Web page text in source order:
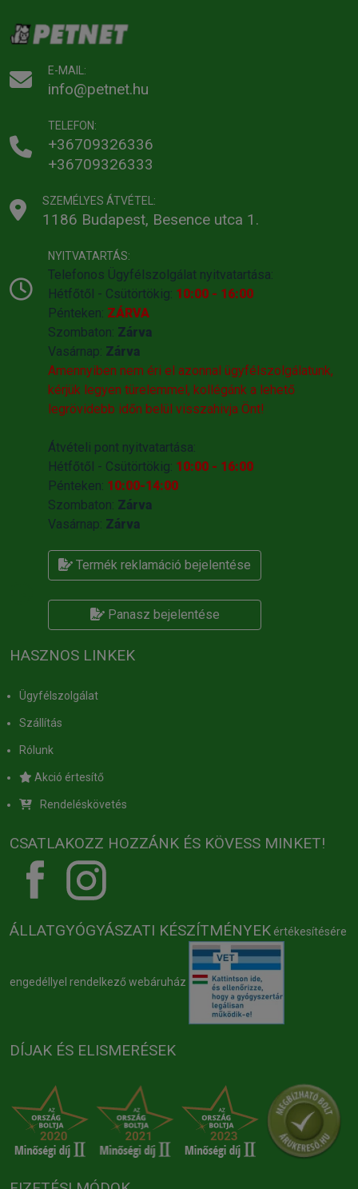
E-MAIL:
info@petnet.hu
TELEFON:
+36709326336
+36709326333
SZEMÉLYES ÁTVÉTEL:
1186 Budapest, Besence utca 1.
NYITVATARTÁS:
Telefonos Ügyfélszolgálat nyitvatartása:
Hétfőtől - Csütörtökig: 10:00 - 16:00
Pénteken: ZÁRVA
Szombaton: Zárva
Vasárnap: Zárva
Amennyiben nem éri el azonnal ügyfélszolgálatunk,
kérjük legyen türelemmel, kollégánk a lehető
legrövidebb időn belül visszahivja Önt!
Átvételi pont nyitvatartása:
Hétfőtől - Csütörtökig: 10:00 - 16:00
Pénteken: 10:00-14:00
Szombaton: Zárva
Vasárnap: Zárva
Termék reklamáció bejelentése
Panasz bejelentése
HASZNOS LINKEK
Ügyfélszolgálat
Szállítás
Rólunk
Akció értesítő
Rendeléskövetés
CSATLAKOZZ HOZZÁNK ÉS KÖVESS MINKET!
ÁLLATGYÓGYÁSZATI KÉSZÍTMÉNYEK értékesítésére
engedéllyel rendelkező webáruház
DÍJAK ÉS ELISMERÉSEK